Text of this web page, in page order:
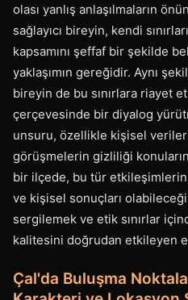
olası yanlış anlaşılmaların
sağlayıcı bireyin, kendi
kapsamını şeffaf bir şekilde
yaklaşımın gereğidir. Aynı
bireyin de bu sınırlara riayet
çerçevesinde bir diyalog
unsuru, özellikle kişisel
görüşmelerin gizliliği
bir ilçede, bu tür
ve kişisel sonuçları
sergilemek ve etik sınırlar
kalitesini doğrudan etkileyen
Çal'da Buluşma